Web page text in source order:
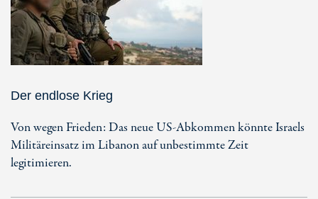
Der endlose Krieg
Von wegen Frieden: Das neue US-Abkommen könnte Israels
Militäreinsatz im Libanon auf unbestimmte Zeit
legitimieren.